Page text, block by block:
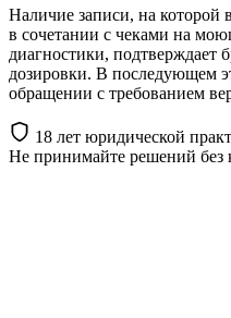
Наличие записи, на которой
в сочетании с чеками на
диагностики, подтверждает
дозировки. В последующем
обращении с требованием
18 лет юридической
Не принимайте решений без